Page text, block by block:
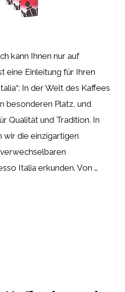
kann Ihnen nur auf
eine Einleitung für Ihren
In der Welt des Kaffees
besonderen Platz, und
Qualität und Tradition. In
wir die einzigartigen
Italia erkunden. Von …